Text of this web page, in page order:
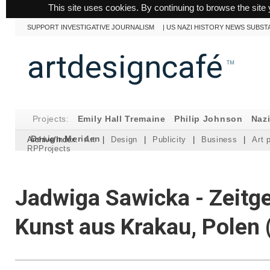
This site uses cookies. By continuing to browse the
SUPPORT INVESTIGATIVE JOURNALISM |US NAZI HISTORY NEWS
artdesigncafé ™
Projects: Emily Hall Tremaine Philip Johnson
Design Meriden
Archive/Index: Art | Design | Publicity | Business |
Art
RPProjects
Jadwiga Sawicka -
Kunst aus Krakau, Polen